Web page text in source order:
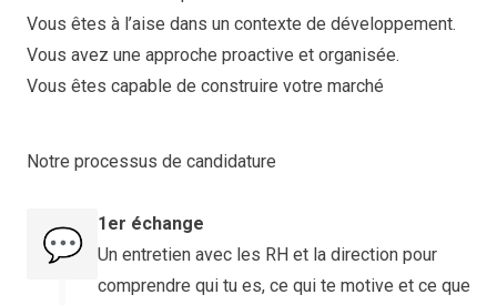
Vous êtes à l’aise dans un contexte de développement.
Vous avez une approche proactive et organisée.
Vous êtes capable de construire votre marché
Notre processus de candidature
💬
1er échange
Un entretien avec les RH et la direction pour
comprendre qui tu es, ce qui te motive et ce que